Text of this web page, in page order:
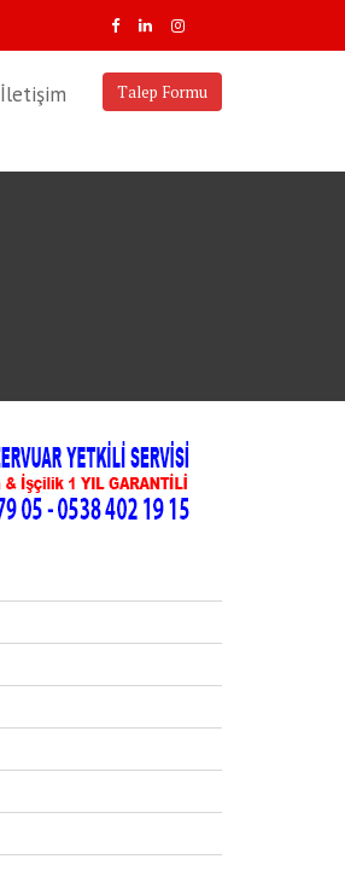
Talep Formu
İletişim